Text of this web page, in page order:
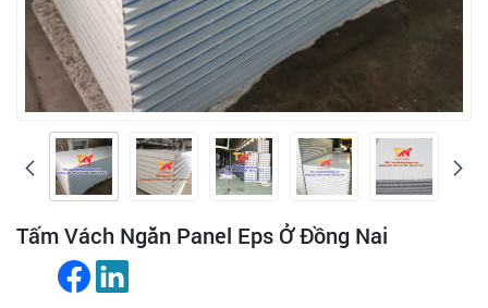
Tấm Vách Ngăn Panel Eps Ở Đồng Nai